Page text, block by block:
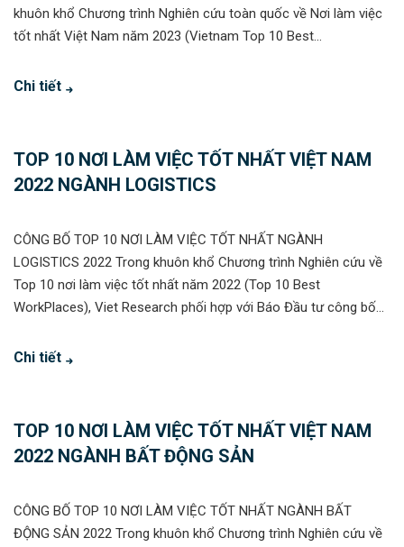
khuôn khổ Chương trình Nghiên cứu toàn quốc về Nơi làm việc
tốt nhất Việt Nam năm 2023 (Vietnam Top 10 Best...
Chi tiết
TOP 10 NƠI LÀM VIỆC TỐT NHẤT VIỆT NAM
2022 NGÀNH LOGISTICS
CÔNG BỐ TOP 10 NƠI LÀM VIỆC TỐT NHẤT NGÀNH
LOGISTICS 2022 Trong khuôn khổ Chương trình Nghiên cứu về
Top 10 nơi làm việc tốt nhất năm 2022 (Top 10 Best
WorkPlaces), Viet Research phối hợp với Báo Đầu tư công bố...
Chi tiết
TOP 10 NƠI LÀM VIỆC TỐT NHẤT VIỆT NAM
2022 NGÀNH BẤT ĐỘNG SẢN
CÔNG BỐ TOP 10 NƠI LÀM VIỆC TỐT NHẤT NGÀNH BẤT
ĐỘNG SẢN 2022 Trong khuôn khổ Chương trình Nghiên cứu về